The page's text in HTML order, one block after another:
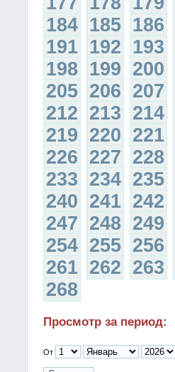
184 185 186
191 192 193
198 199 200
205 206 207
212 213 214
219 220 221
226 227 228
233 234 235
240 241 242
247 248 249
254 255 256
261 262 263
268
Просмотр за период:
От